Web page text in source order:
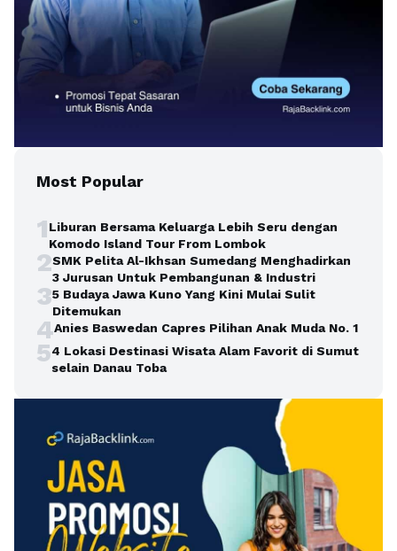
Most Popular
1Liburan Bersama Keluarga Lebih Seru dengan
Komodo Island Tour From Lombok
2SMK Pelita Al-Ikhsan Sumedang Menghadirkan
3 Jurusan Untuk Pembangunan & Industri
35 Budaya Jawa Kuno Yang Kini Mulai Sulit
Ditemukan
4Anies Baswedan Capres Pilihan Anak Muda No. 1
54 Lokasi Destinasi Wisata Alam Favorit di Sumut
selain Danau Toba